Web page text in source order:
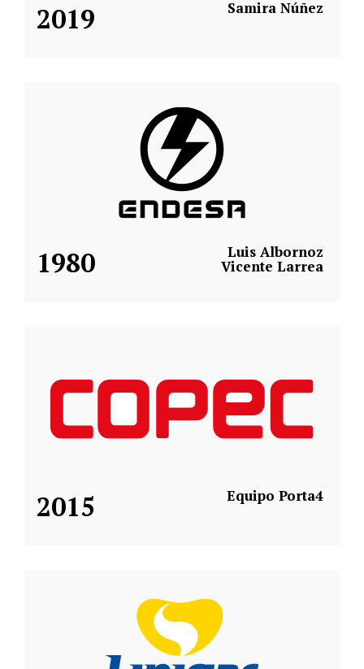
2019 Samira Núñez
1980 Luis Albornoz
Vicente Larrea
2015 Equipo Porta4